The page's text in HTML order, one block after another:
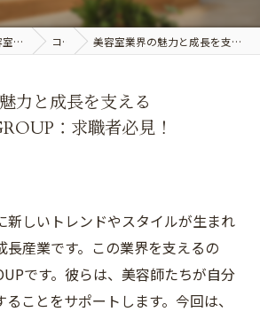
福岡県福岡市で美容室の求人ならACT JAPAN GROUP コラム 美容室業界の魅力と成長を支えるACTJAPANGROUP：求職者必見！
力と成長を支える
：求職者必見！
新しいトレンドやスタイルが生まれ
長産業です。この業界を支えるの
です。彼らは、美容師たちが自分
ことをサポートします。今回は、